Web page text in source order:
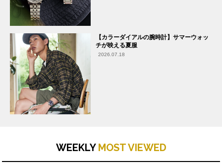
【カラーダイアルの腕時計】サマーウォッ
チが映える夏服
2026.07.18
WEEKLY MOST VIEWED